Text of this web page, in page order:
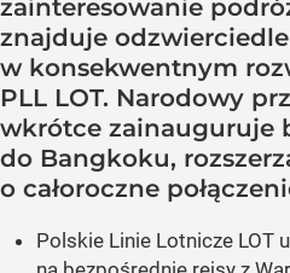
zainteresowanie
znajduje
w konsekwentnym
PLL LOT. Narodowy
wkrótce zainauguruje
do Bangkoku,
o całoroczne
Polskie Linie Lotnicze LOT